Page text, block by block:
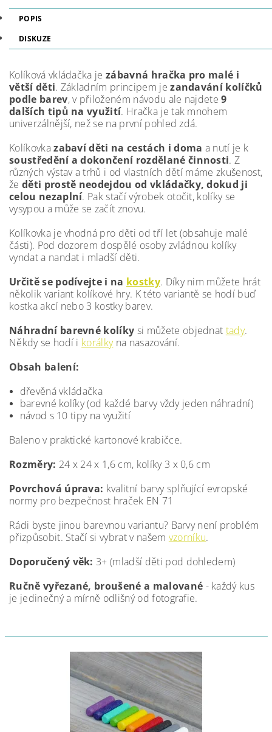
POPIS
DISKUZE
Kolíková vkládačka jezábavná hračka pro malé i
větší děti. Základním principem jezandavání kolíčků
podle barev, v přiloženém návodu ale najdete9
dalších tipů na využití. Hračka je tak mnohem
univerzálnější, než se na první pohled zdá.
Kolíkovkazabaví děti na cestách i doma a nutí je k
soustředění a dokončení rozdělané činnosti. Z
různých výstav a trhů i od vlastních dětí máme zkušenost,
že děti prostě neodejdou od vkládačky, dokud ji
celou nezaplní. Pak stačí výrobek otočit, kolíky se
vysypou a může se začít znovu.
Kolíkovka je vhodná pro děti od tří let (obsahuje malé
části). Pod dozorem dospělé osoby zvládnou kolíky
vyndat a nandat i mladší děti.
Určitě se podívejte i na kostky. Díky nim můžete hrát
několik variant kolíkové hry. K této variantě se hodí buď
kostka akcí nebo 3 kostky barev.
Náhradní barevné kolíky si můžete objednat tady.
Někdy se hodí i korálkyna nasazování.
Obsah balení:
dřevěná vkládačka
barevné kolíky (od každé barvy vždy jeden náhradní)
návod s 10 tipy na využití
Baleno v praktické kartonové krabičce.
Rozměry: 24 x 24 x 1,6 cm, kolíky 3 x 0,6 cm
Povrchová úprava: kvalitní barvy splňující evropské
normy pro bezpečnost hraček EN 71
Rádi byste jinou barevnou variantu? Barvy není problém
přizpůsobit. Stačí si vybrat v našem vzorníku.
Doporučený věk: 3+ (mladší děti pod dohledem)
Ručně vyřezané, broušené a malované - každý kus
je jedinečný a mírně odlišný od fotografie.